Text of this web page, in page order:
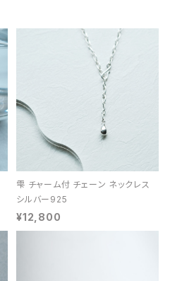
雫 チャーム付 チェーン ネックレス
シルバー925
¥12,800